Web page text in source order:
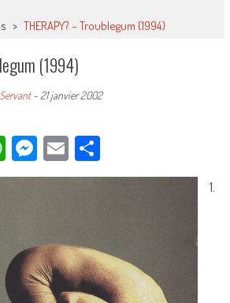
> THERAPY? – Troublegum (1994)
(1994)
- 21 janvier 2002
WhatsApp
Messenger
EmailPartager
1.